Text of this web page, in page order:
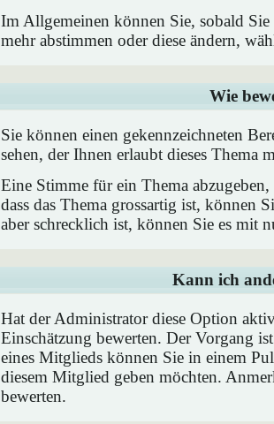
Im Allgemeinen können Sie, sobald
mehr abstimmen oder diese ändern,
Wie
Sie können einen gekennzeichneten
sehen, der Ihnen erlaubt dieses Thema
Eine Stimme für ein Thema
dass das Thema grossartig ist, können
aber schrecklich ist, können Sie es mit
Kann ich
Hat der Administrator diese Option
Einschätzung bewerten. Der Vorgang
eines Mitglieds können Sie in einem
diesem Mitglied geben möchten.
bewerten.